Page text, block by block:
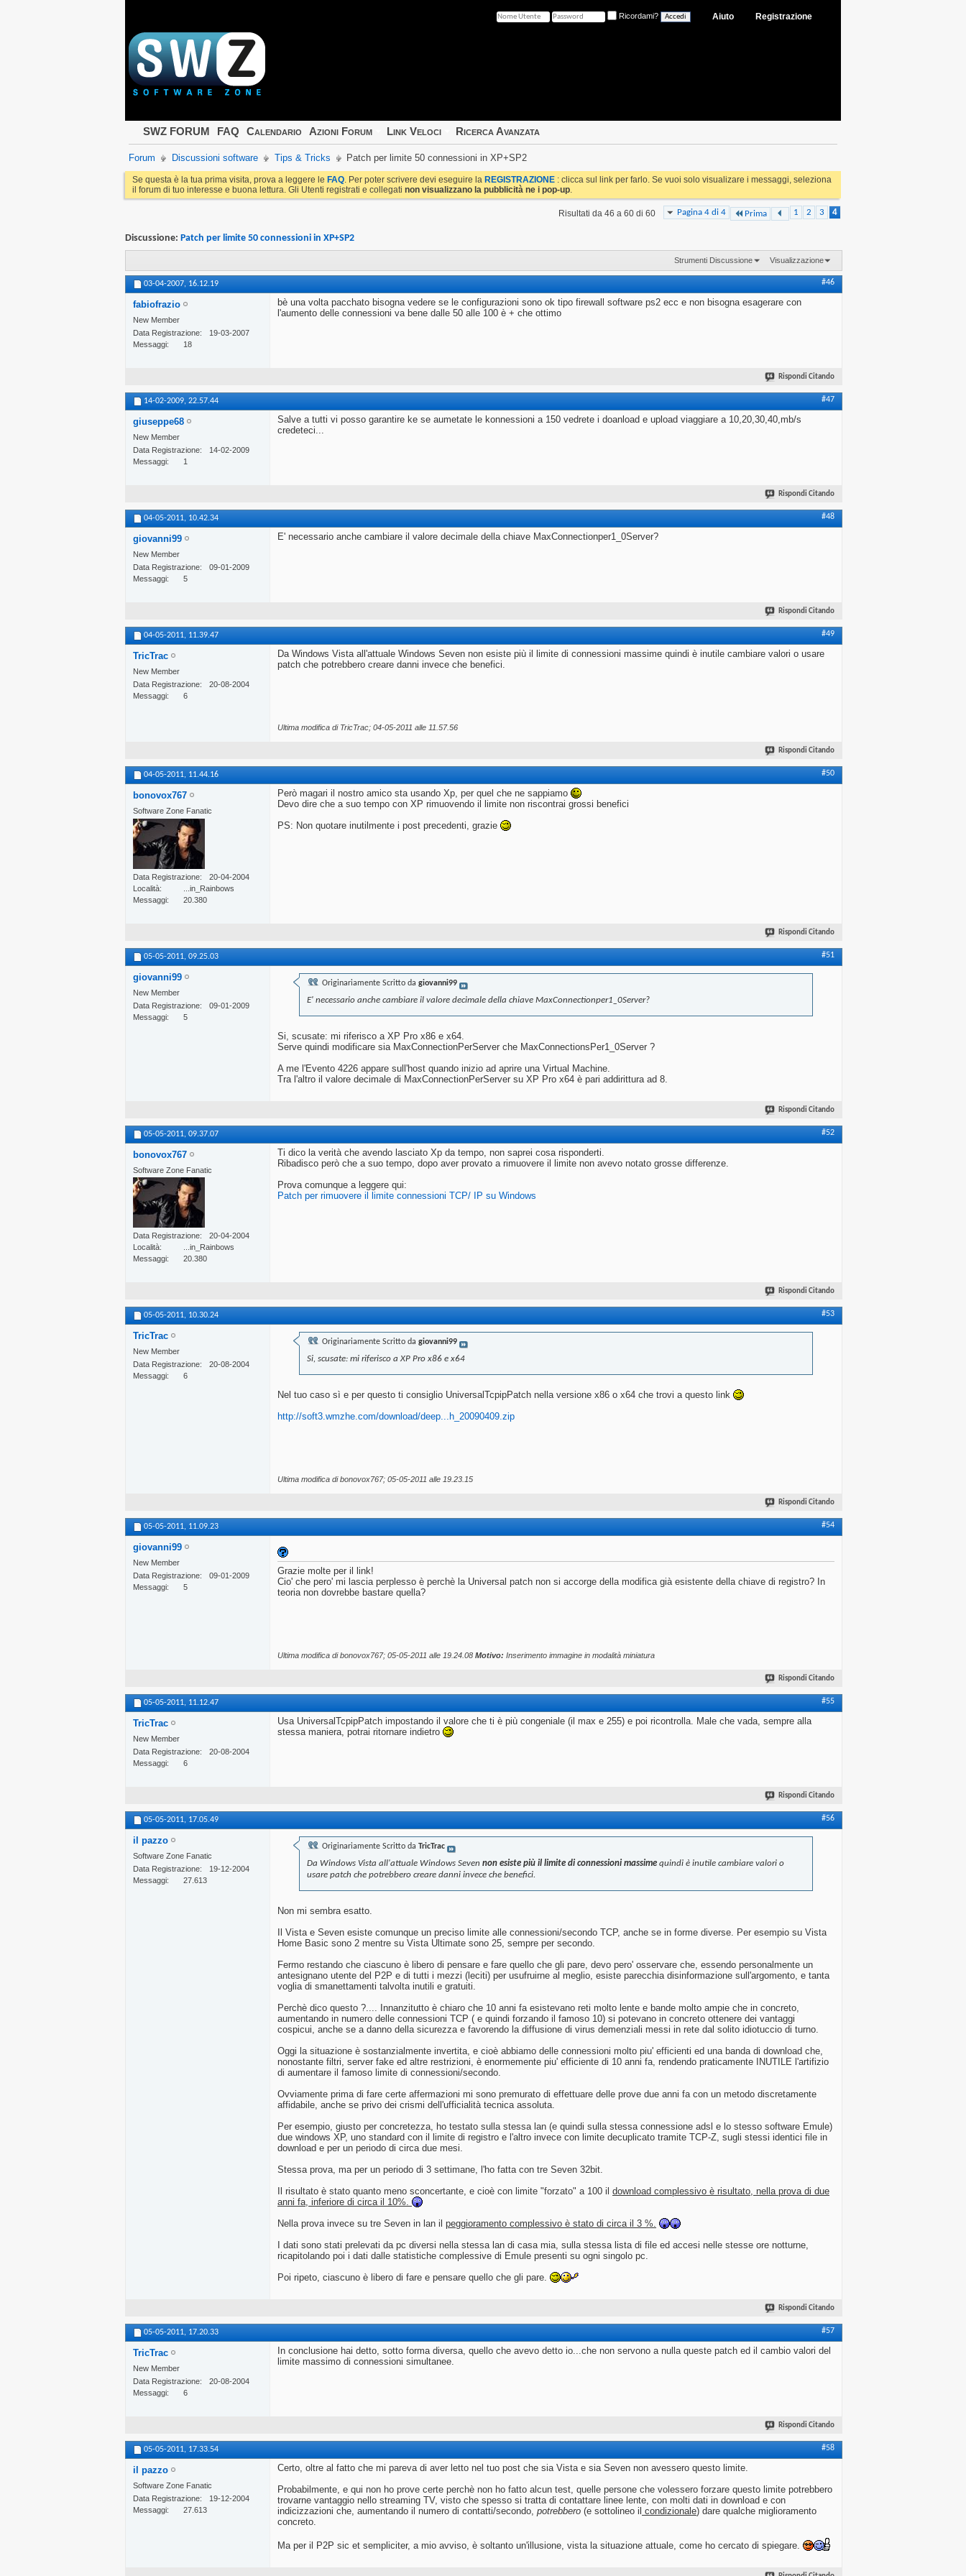
Registrazione
Aiuto
Ricordami?
SWZ FORUM FAQ Calendario Azioni Forum Link Veloci Ricerca Avanzata
Forum Discussioni software Tips & Tricks Patch per limite 50 connessioni in XP+SP2
Se questa è la tua prima visita, prova a leggere le FAQ. Per poter scrivere devi eseguire la REGISTRAZIONE : clicca sul link per farlo. Se vuoi solo visualizare i messaggi, seleziona
il forum di tuo interesse e buona lettura. Gli Utenti registrati e collegati non visualizzano la pubblicità ne i pop-up.
Pagina 4 di 4 Prima 1 2 3 4
Risultati da 46 a 60 di 60
Discussione: Patch per limite 50 connessioni in XP+SP2
Strumenti Discussione Visualizzazione
03-04-2007, 16.12.19 #46
fabiofrazio
New Member
Data Registrazione
19-03-2007
Messaggi
18
bè una volta pacchato bisogna vedere se le configurazioni sono ok tipo firewall software ps2 ecc e non bisogna esagerare con
l'aumento delle connessioni va bene dalle 50 alle 100 è + che ottimo
Rispondi Citando
14-02-2009, 22.57.44 #47
giuseppe68
New Member
Data Registrazione
14-02-2009
Messaggi
1
Salve a tutti vi posso garantire ke se aumetate le konnessioni a 150 vedrete i doanload e upload viaggiare a 10,20,30,40,mb/s
credeteci...
Rispondi Citando
04-05-2011, 10.42.34 #48
giovanni99
New Member
Data Registrazione
09-01-2009
Messaggi
5
E' necessario anche cambiare il valore decimale della chiave MaxConnectionper1_0Server?
Rispondi Citando
04-05-2011, 11.39.47 #49
TricTrac
New Member
Data Registrazione
20-08-2004
Messaggi
6
Da Windows Vista all'attuale Windows Seven non esiste più il limite di connessioni massime quindi è inutile cambiare valori o usare
patch che potrebbero creare danni invece che benefici.
Ultima modifica di TricTrac; 04-05-2011 alle 11.57.56
Rispondi Citando
04-05-2011, 11.44.16 #50
bonovox767
Software Zone Fanatic
Data Registrazione
20-04-2004
Località
...in_Rainbows
Messaggi
20.380
Però magari il nostro amico sta usando Xp, per quel che ne sappiamo
Devo dire che a suo tempo con XP rimuovendo il limite non riscontrai grossi benefici
PS: Non quotare inutilmente i post precedenti, grazie
Rispondi Citando
05-05-2011, 09.25.03 #51
giovanni99
New Member
Data Registrazione
09-01-2009
Messaggi
5
Originariamente Scritto da giovanni99
E' necessario anche cambiare il valore decimale della chiave MaxConnectionper1_0Server?
Si, scusate: mi riferisco a XP Pro x86 e x64.
Serve quindi modificare sia MaxConnectionPerServer che MaxConnectionsPer1_0Server ?
A me l'Evento 4226 appare sull'host quando inizio ad aprire una Virtual Machine.
Tra l'altro il valore decimale di MaxConnectionPerServer su XP Pro x64 è pari addirittura ad 8.
Rispondi Citando
05-05-2011, 09.37.07 #52
bonovox767
Software Zone Fanatic
Data Registrazione
20-04-2004
Località
...in_Rainbows
Messaggi
20.380
Ti dico la verità che avendo lasciato Xp da tempo, non saprei cosa risponderti.
Ribadisco però che a suo tempo, dopo aver provato a rimuovere il limite non avevo notato grosse differenze.
Prova comunque a leggere qui:
Patch per rimuovere il limite connessioni TCP/ IP su Windows
Rispondi Citando
05-05-2011, 10.30.24 #53
TricTrac
New Member
Data Registrazione
20-08-2004
Messaggi
6
Originariamente Scritto da giovanni99
Si, scusate: mi riferisco a XP Pro x86 e x64
Nel tuo caso sì e per questo ti consiglio UniversalTcpipPatch nella versione x86 o x64 che trovi a questo link
http://soft3.wmzhe.com/download/deep...h_20090409.zip
Ultima modifica di bonovox767; 05-05-2011 alle 19.23.15
Rispondi Citando
05-05-2011, 11.09.23 #54
giovanni99
New Member
Data Registrazione
09-01-2009
Messaggi
5
Grazie molte per il link!
Cio' che pero' mi lascia perplesso è perchè la Universal patch non si accorge della modifica già esistente della chiave di registro? In
teoria non dovrebbe bastare quella?
Ultima modifica di bonovox767; 05-05-2011 alle 19.24.08 Motivo: Inserimento immagine in modalità miniatura
Rispondi Citando
05-05-2011, 11.12.47 #55
TricTrac
New Member
Data Registrazione
20-08-2004
Messaggi
6
Usa UniversalTcpipPatch impostando il valore che ti è più congeniale (il max e 255) e poi ricontrolla. Male che vada, sempre alla
stessa maniera, potrai ritornare indietro
Rispondi Citando
05-05-2011, 17.05.49 #56
il pazzo
Software Zone Fanatic
Data Registrazione
19-12-2004
Messaggi
27.613
Originariamente Scritto da TricTrac
Da Windows Vista all'attuale Windows Seven non esiste più il limite di connessioni massime quindi è inutile cambiare valori o
usare patch che potrebbero creare danni invece che benefici.
Non mi sembra esatto.
Il Vista e Seven esiste comunque un preciso limite alle connessioni/secondo TCP, anche se in forme diverse. Per esempio su Vista
Home Basic sono 2 mentre su Vista Ultimate sono 25, sempre per secondo.
Fermo restando che ciascuno è libero di pensare e fare quello che gli pare, devo pero' osservare che, essendo personalmente un
antesignano utente del P2P e di tutti i mezzi (leciti) per usufruirne al meglio, esiste parecchia disinformazione sull'argomento, e tanta
voglia di smanettamenti talvolta inutili e gratuiti.
Perchè dico questo ?.... Innanzitutto è chiaro che 10 anni fa esistevano reti molto lente e bande molto ampie che in concreto,
aumentando in numero delle connessioni TCP ( e quindi forzando il famoso 10) si potevano in concreto ottenere dei vantaggi
cospicui, anche se a danno della sicurezza e favorendo la diffusione di virus demenziali messi in rete dal solito idiotuccio di turno.
Oggi la situazione è sostanzialmente invertita, e cioè abbiamo delle connessioni molto piu' efficienti ed una banda di download che,
nonostante filtri, server fake ed altre restrizioni, è enormemente piu' efficiente di 10 anni fa, rendendo praticamente INUTILE l'artifizio
di aumentare il famoso limite di connessioni/secondo.
Ovviamente prima di fare certe affermazioni mi sono premurato di effettuare delle prove due anni fa con un metodo discretamente
affidabile, anche se privo dei crismi dell'ufficialità tecnica assoluta.
Per esempio, giusto per concretezza, ho testato sulla stessa lan (e quindi sulla stessa connessione adsl e lo stesso software Emule)
due windows XP, uno standard con il limite di registro e l'altro invece con limite decuplicato tramite TCP-Z, sugli stessi identici file in
download e per un periodo di circa due mesi.
Stessa prova, ma per un periodo di 3 settimane, l'ho fatta con tre Seven 32bit.
Il risultato è stato quanto meno sconcertante, e cioè con limite "forzato" a 100 il download complessivo è risultato, nella prova di due
anni fa, inferiore di circa il 10%.
Nella prova invece su tre Seven in lan il peggioramento complessivo è stato di circa il 3 %.
I dati sono stati prelevati da pc diversi nella stessa lan di casa mia, sulla stessa lista di file ed accesi nelle stesse ore notturne,
ricapitolando poi i dati dalle statistiche complessive di Emule presenti su ogni singolo pc.
Poi ripeto, ciascuno è libero di fare e pensare quello che gli pare.
Rispondi Citando
05-05-2011, 17.20.33 #57
TricTrac
New Member
Data Registrazione
20-08-2004
Messaggi
6
In conclusione hai detto, sotto forma diversa, quello che avevo detto io...che non servono a nulla queste patch ed il cambio valori del
limite massimo di connessioni simultanee.
Rispondi Citando
05-05-2011, 17.33.54 #58
il pazzo
Software Zone Fanatic
Data Registrazione
19-12-2004
Messaggi
27.613
Certo, oltre al fatto che mi pareva di aver letto nel tuo post che sia Vista e sia Seven non avessero questo limite.
Probabilmente, e qui non ho prove certe perchè non ho fatto alcun test, quelle persone che volessero forzare questo limite potrebbero
trovarne vantaggio nello streaming TV, visto che spesso si tratta di contattare linee lente, con molti dati in download e con
indicizzazioni che, aumentando il numero di contatti/secondo, potrebbero (e sottolineo il condizionale) dare qualche miglioramento
concreto.
Ma per il P2P sic et sempliciter, a mio avviso, è soltanto un'illusione, vista la situazione attuale, come ho cercato di spiegare.